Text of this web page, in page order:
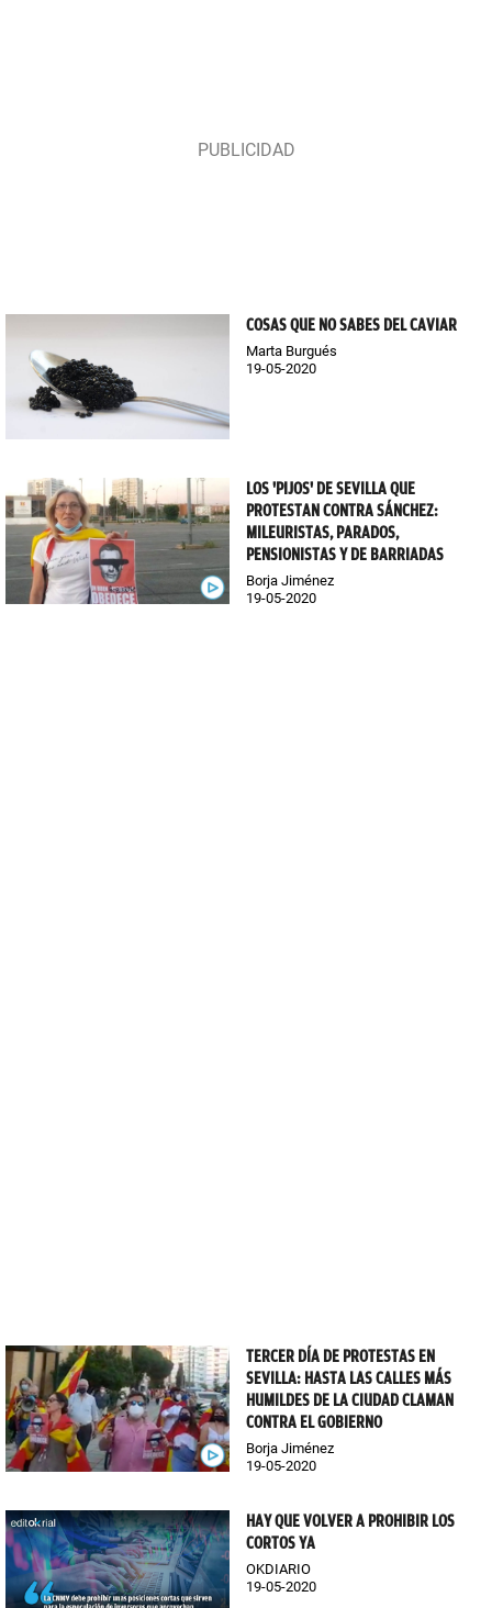
COSAS QUE NO SABES DEL CAVIAR
Marta Burgués
19-05-2020
LOS 'PIJOS' DE SEVILLA QUE
PROTESTAN CONTRA SÁNCHEZ:
MILEURISTAS, PARADOS,
PENSIONISTAS Y DE BARRIADAS
Borja Jiménez
19-05-2020
TERCER DÍA DE PROTESTAS EN
SEVILLA: HASTA LAS CALLES MÁS
HUMILDES DE LA CIUDAD CLAMAN
CONTRA EL GOBIERNO
Borja Jiménez
19-05-2020
HAY QUE VOLVER A PROHIBIR LOS
CORTOS YA
OKDIARIO
19-05-2020